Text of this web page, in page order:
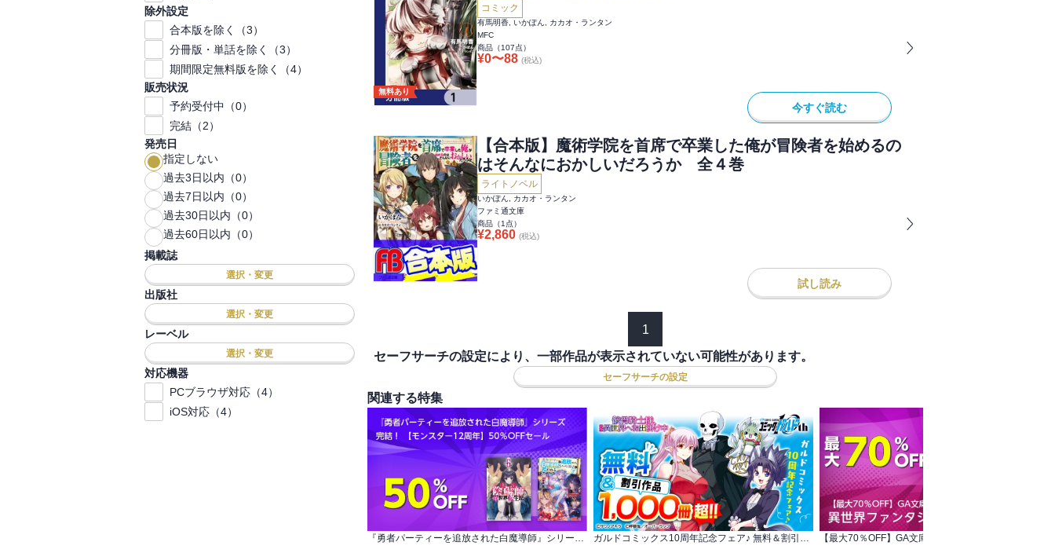
除外設定
合本版を除く（3）
分冊版・単話を除く（3）
期間限定無料版を除く（4）
販売状況
予約受付中（0）
完結（2）
発売日
指定しない
過去3日以内（0）
過去7日以内（0）
過去30日以内（0）
過去60日以内（0）
掲載誌
選択・変更
出版社
選択・変更
レーベル
選択・変更
対応機器
PCブラウザ対応（4）
iOS対応（4）
無料あり
コミック
有馬明香, いかぽん, カカオ・ランタン
MFC
商品（107点）
¥0〜88 (税込)
今すぐ読む
【合本版】魔術学院を首席で卒業した俺が冒険者を始めるの
はそんなにおかしいだろうか 全４巻
ライトノベル
いかぽん, カカオ・ランタン
ファミ通文庫
商品（1 点）
¥2,860 (税込)
試し読み
1
セーフサーチの設定により、一部作品が表示されていない可能性があります。
セーフサーチの設定
関連する特集
『勇者パーティーを追放された白魔導師』シリーズ 完結！ 【モンスター12周年】50％OFFセール ガルドコミックス10周年記念フェア♪ 無料＆割引作品1,000冊超!!